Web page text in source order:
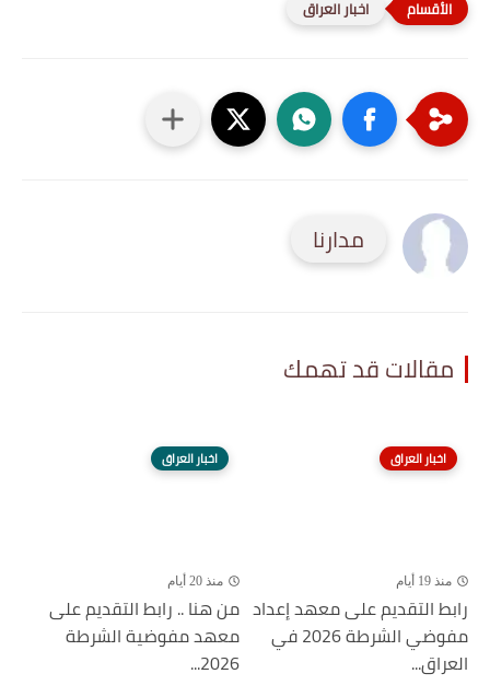
اخبار العراق
مدارنا
مقالات قد تهمك
اخبار العراق
منذ 19 أيام
رابط التقديم على معهد إعداد
مفوضي الشرطة 2026 في
العراق...
اخبار العراق
منذ 20 أيام
من هنا .. رابط التقديم على
معهد مفوضية الشرطة
2026...